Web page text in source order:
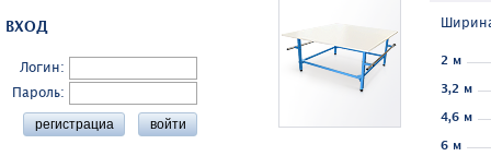
ВХОД
Логин:
Пароль:
2 м
3,2 м
4,6 м
6 м